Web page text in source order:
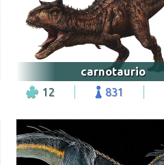
carnotaurio
12 831